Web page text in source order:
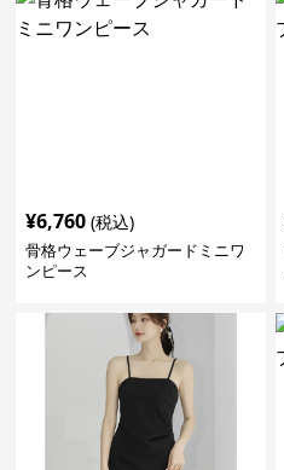
¥6,760 (税込)
骨格ウェーブジャガードミニワ
ンピース